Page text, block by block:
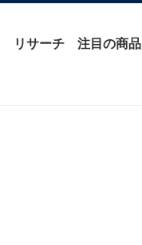
リサーチ 注目の商品